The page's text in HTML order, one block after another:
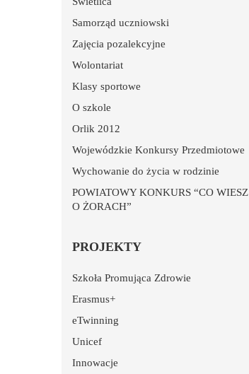
Samorząd uczniowski
Zajęcia pozalekcyjne
Wolontariat
Klasy sportowe
O szkole
Orlik 2012
Wojewódzkie Konkursy Przedmiotowe
Wychowanie do życia w rodzinie
POWIATOWY KONKURS “CO WIESZ
O ŻORACH”
PROJEKTY
Szkoła Promująca Zdrowie
Erasmus+
eTwinning
Unicef
Innowacje